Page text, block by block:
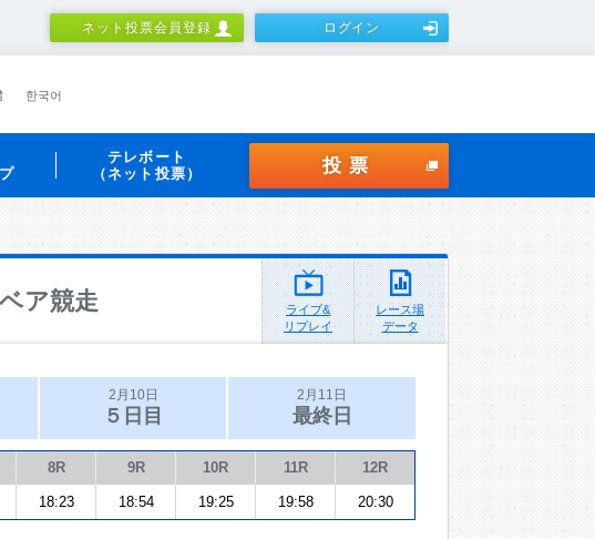
ネット投票会員登録 ログイン
한국어
テレボート
（ネット投票）
投票
ア競走
ライブ&
リプレイ
レース場
データ
2月10日
５日目
2月11日
最終日
8R 9R 10R 11R 12R
18:23 18:54 19:25 19:58 20:30